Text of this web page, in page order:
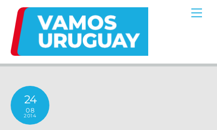
content
24
08
2014